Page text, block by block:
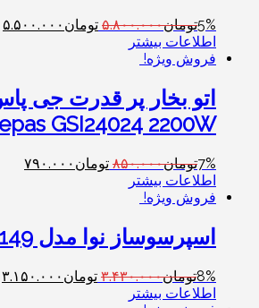
5%تومان۵.۸۰۰.۰۰۰ تومان ۵.۵۰۰.۰۰۰
اطلاعات بیشتر
فروش ویژه!
اتو بخار پر قدرت جی
GSI24024 2200W
7%تومان۸۵۰.۰۰۰ تومان ۷۹۰.۰۰۰
اطلاعات بیشتر
فروش ویژه!
اسپرسوساز نوا مدل NOVA 149
8%تومان۳.۴۳۰.۰۰۰ تومان ۳.۱۵۰.۰۰۰
اطلاعات بیشتر